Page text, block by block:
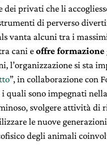
privati che li
di perverso
vanta alcuni tra i
cani eoffre
l’organizzazione si sta
”, in collaborazione con
quali sono impegnati
svolgere attività di
le nuove
degli animali